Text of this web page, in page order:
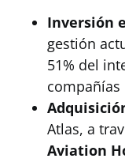
Inversión
gestión
51% del
compañías
Atlas, a
Aviation